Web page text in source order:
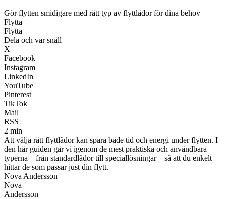
Gör flytten smidigare med rätt typ av flyttlådor för dina behov
Flytta
Flytta
Dela och var snäll
X
Facebook
Instagram
LinkedIn
YouTube
Pinterest
TikTok
Mail
RSS
2 min
Att välja rätt flyttlådor kan spara både tid och energi under flytten. I
den här guiden går vi igenom de mest praktiska och användbara
typerna – från standardlådor till speciallösningar – så att du enkelt
hittar de som passar just din flytt.
Nova Andersson
Nova
Andersson